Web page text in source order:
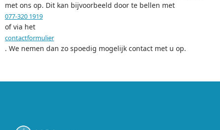
met ons op. Dit kan bijvoorbeeld door te bellen met
077-320 1919
of via het
contactformulier
. We nemen dan zo spoedig mogelijk contact met u op.